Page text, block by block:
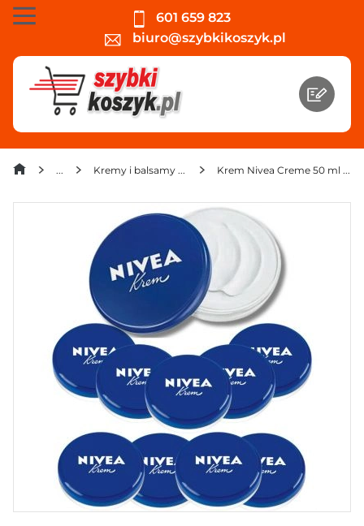
601 659 823
biuro@szybkikoszyk.pl
Kremy i balsamy do ciała Krem Nivea Creme 50 ml x 10 sztuk